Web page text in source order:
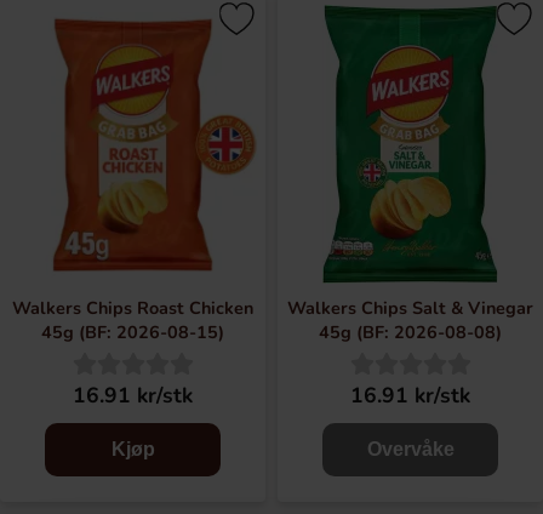
Walkers är ett brittiskt företag som producerar och säljer
snacks. Företaget är mest känd för sina potatischips med
salt- och vinäger smak, men producerar även mängder med
andra snacks
Walkers Chips Roast Chicken
45g (BF: 2026-08-15)
16.91 kr/stk
Kjøp
Walkers Chips Salt & Vinegar
45g (BF: 2026-08-08)
16.91 kr/stk
Overvåke